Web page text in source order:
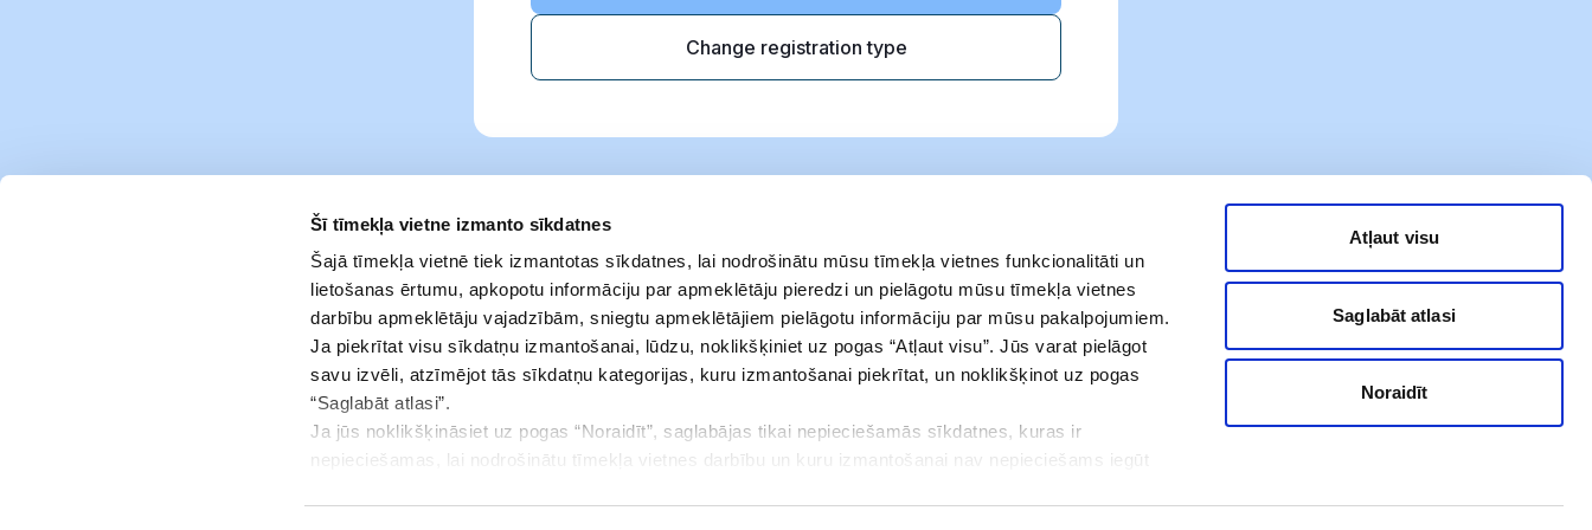
Šī tīmekļa vietne izmanto sīkdatnes
Šajā tīmekļa vietnē tiek izmantotas sīkdatnes, lai nodrošinātu mūsu tīmekļa vietnes funkcionalitāti un
lietošanas ērtumu, apkopotu informāciju par apmeklētāju pieredzi un pielāgotu mūsu tīmekļa vietnes
darbību apmeklētāju vajadzībām, sniegtu apmeklētājiem pielāgotu informāciju par mūsu pakalpojumiem.
Ja piekrītat visu sīkdatņu izmantošanai, lūdzu, noklikšķiniet uz pogas “Atļaut visu”. Jūs varat pielāgot
savu izvēli, atzīmējot tās sīkdatņu kategorijas, kuru izmantošanai piekrītat, un noklikšķinot uz pogas
“Saglabāt atlasi”.
Ja jūs noklikšķināsiet uz pogas “Noraidīt”, saglabājas tikai nepieciešamās sīkdatnes, kuras ir
nepieciešamas, lai nodrošinātu tīmekļa vietnes darbību un kuru izmantošanai nav nepieciešams iegūt
Atļaut visu
Saglabāt atlasi
Noraidīt
Change registration type
Policies
Privacy policy
Address
23 Elizabetes Street